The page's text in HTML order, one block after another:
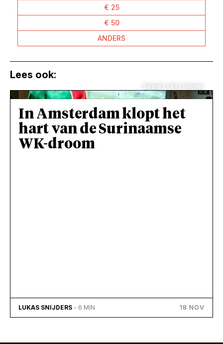
€ 25
€ 50
ANDERS
Lees ook:
Beeld: Lukas Snijder
In Amsterdam klopt het
hart van de Surinaamse
WK-droom
LUKAS SNIJDERS - 6 MIN 18 NOV